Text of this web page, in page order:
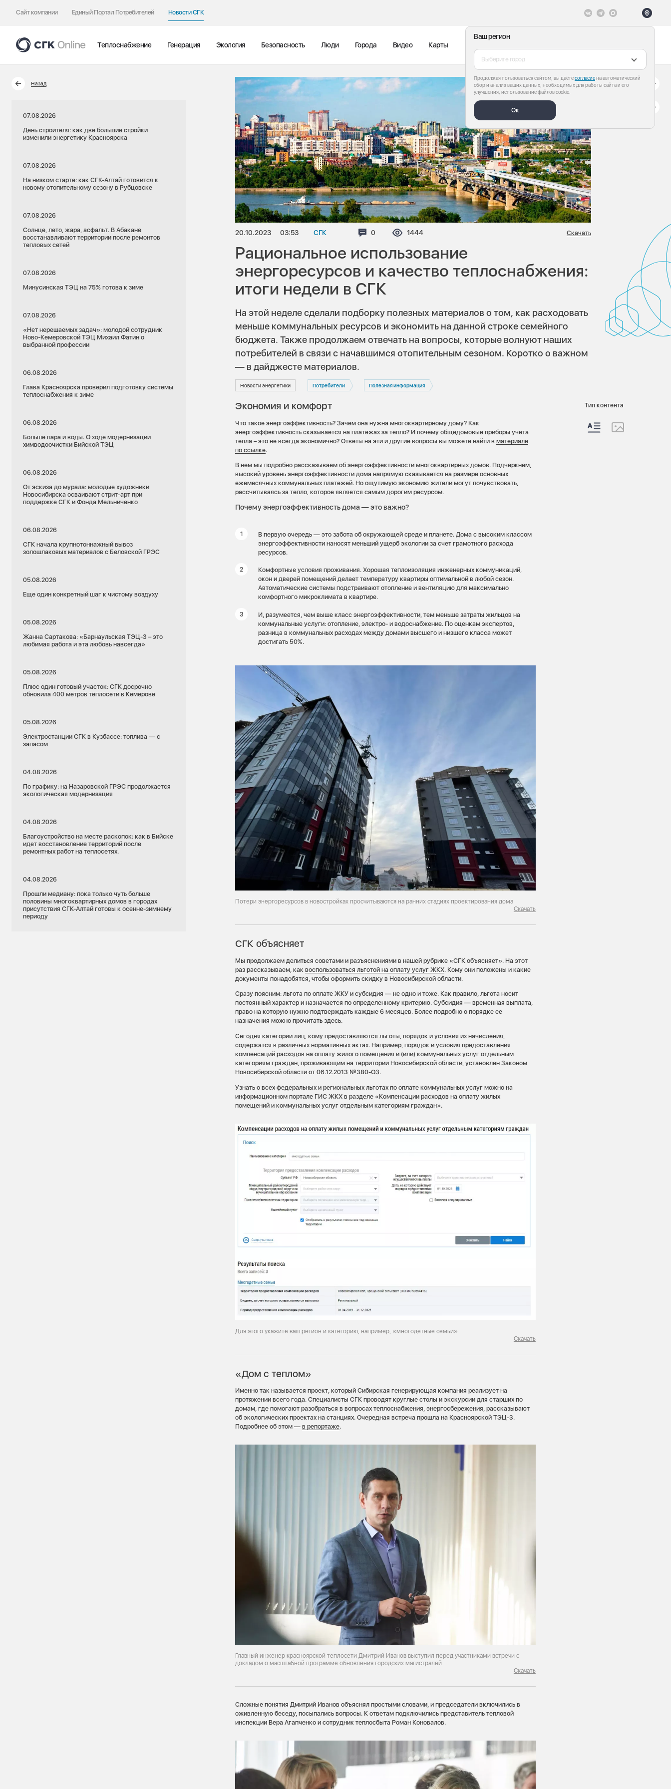
Сайт компании Единый Портал Потребителей Новости СГК
Ваш регион
Выберите город
Продолжая пользоваться сайтом, вы даётесогласиена автоматический
сбор и анализ ваших данных, необходимых для работы сайта и его
улучшения, использование файлов cookie.
Ок
Теплоснабжение Генерация Экология Безопасность Люди Города Видео Карты
Назад
07.08.2026
День строителя: как две большие стройки
изменили энергетику Красноярска
07.08.2026
На низком старте: как СГК-Алтай готовится к
новому отопительному сезону в Рубцовске
07.08.2026
Солнце, лето, жара, асфальт. В Абакане
восстанавливают территории после ремонтов
тепловых сетей
07.08.2026
Минусинская ТЭЦ на 75% готова к зиме
07.08.2026
«Нет нерешаемых задач»: молодой сотрудник
Ново-Кемеровской ТЭЦ Михаил Фатин о
выбранной профессии
06.08.2026
Глава Красноярска проверил подготовку системы
теплоснабжения к зиме
06.08.2026
Больше пара и воды. О ходе модернизации
химводоочистки Бийской ТЭЦ
06.08.2026
От эскиза до мурала: молодые художники
Новосибирска осваивают стрит-арт при
поддержке СГК и Фонда Мельниченко
06.08.2026
СГК начала крупнотоннажный вывоз
золошлаковых материалов с Беловской ГРЭС
05.08.2026
Еще один конкретный шаг к чистому воздуху
05.08.2026
Жанна Сартакова: «Барнаульская ТЭЦ-3 – это
любимая работа и эта любовь навсегда»
05.08.2026
Плюс один готовый участок: СГК досрочно
обновила 400 метров теплосети в Кемерове
05.08.2026
Электростанции СГК в Кузбассе: топлива — с
запасом
04.08.2026
По графику: на Назаровской ГРЭС продолжается
экологическая модернизация
04.08.2026
Благоустройство на месте раскопок: как в Бийске
идет восстановление территорий после
ремонтных работ на теплосетях.
04.08.2026
Прошли медиану: пока только чуть больше
половины многоквартирных домов в городах
присутствия СГК-Алтай готовы к осенне-зимнему
периоду
20.10.2023 03:53 СГК Комментариев:
0 Просмотров:
1444 Скачать
Рациональное использование
энергоресурсов и качество теплоснабжения:
итоги недели в СГК
На этой неделе сделали подборку полезных материалов о том, как расходовать
меньше коммунальных ресурсов и экономить на данной строке семейного
бюджета. Также продолжаем отвечать на вопросы, которые волнуют наших
потребителей в связи с начавшимся отопительным сезоном. Коротко о важном
— в дайджесте материалов.
Новости энергетики Потребители Полезная информация
Экономия и комфорт
Что такое энергоэффективность? Зачем она нужна многоквартирному дому? Как
энергоэффективность сказывается на платежах за тепло? И почему общедомовые приборы учета
тепла – это не всегда экономично? Ответы на эти и другие вопросы вы можете найти вматериале
по ссылке.
В нем мы подробно рассказываем об энергоэффективности многоквартирных домов. Подчеркнем,
высокий уровень энергоэффективности дома напрямую сказывается на размере основных
ежемесячных коммунальных платежей. Но ощутимую экономию жители могут почувствовать,
рассчитываясь за тепло, которое является самым дорогим ресурсом.
Почему энергоэффективность дома — это важно?
В первую очередь — это забота об окружающей среде и планете. Дома с высоким классом
энергоэффективности наносят меньший ущерб экологии за счет грамотного расхода
ресурсов.
Комфортные условия проживания. Хорошая теплоизоляция инженерных коммуникаций,
окон и дверей помещений делает температуру квартиры оптимальной в любой сезон.
Автоматические системы подстраивают отопление и вентиляцию для максимально
комфортного микроклимата в квартире.
И, разумеется, чем выше класс энергоэффективности, тем меньше затраты жильцов на
коммунальные услуги: отопление, электро- и водоснабжение. По оценкам экспертов,
разница в коммунальных расходах между домами высшего и низшего класса может
достигать 50%.
Потери энергоресурсов в новостройках просчитываются на ранних стадиях проектирования дома
Скачать
СГК объясняет
Мы продолжаем делиться советами и разъяснениями в нашей рубрике «СГК объясняет». На этот
раз рассказываем, каквоспользоваться льготой на оплату услуг ЖКХ. Кому они положены и какие
документы понадобятся, чтобы оформить скидку в Новосибирской области.
Сразу поясним: льгота по оплате ЖКУ и субсидия — не одно и тоже. Как правило, льгота носит
постоянный характер и назначается по определенному критерию. Субсидия — временная выплата,
право на которую нужно подтверждать каждые 6 месяцев. Более подробно о порядке ее
назначения можно прочитать здесь.
Сегодня категории лиц, кому предоставляются льготы, порядок и условия их начисления,
содержатся в различных нормативных актах. Например, порядок и условия предоставления
компенсаций расходов на оплату жилого помещения и (или) коммунальных услуг отдельным
категориям граждан, проживающим на территории Новосибирской области, установлен Законом
Новосибирской области от 06.12.2013 №380-ОЗ.
Узнать о всех федеральных и региональных льготах по оплате коммунальных услуг можно на
информационном портале ГИС ЖКХ в разделе «Компенсации расходов на оплату жилых
помещений и коммунальных услуг отдельным категориям граждан».
Для этого укажите ваш регион и категорию, например, «многодетные семьи»
Скачать
«Дом с теплом»
Именно так называется проект, который Сибирская генерирующая компания реализует на
протяжении всего года. Специалисты СГК проводят круглые столы и экскурсии для старших по
домам, где помогают разобраться в вопросах теплоснабжения, энергосбережения, рассказывают
об экологических проектах на станциях. Очередная встреча прошла на Красноярской ТЭЦ-3.
Подробнее об этом —в репортаже.
Главный инженер красноярской теплосети Дмитрий Иванов выступил перед участниками встречи с
докладом о масштабной программе обновления городских магистралей
Скачать
Сложные понятия Дмитрий Иванов объяснял простыми словами, и председатели включились в
оживленную беседу, посыпались вопросы. К ответам подключились представитель тепловой
инспекции Вера Агапченко и сотрудник теплосбыта Роман Коновалов.
Тип контента